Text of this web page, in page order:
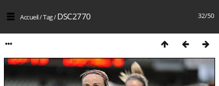
32/50
Accueil/Tag/DSC2770